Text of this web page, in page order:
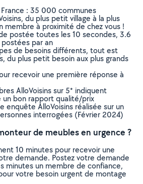
: 35 000 communes
du plus petit village à la plus
membre à proximité de chez vous !
postée toutes les 10 secondes, 3.6
par an
de besoins différents, tout est
du plus petit besoin aux plus grands
recevoir une première réponse à
AlloVoisins sur 5* indiquent
un bon rapport qualité/prix
enquête AlloVoisins réalisée sur un
interrogées (Février 2024)
de meubles en urgence ?
10 minutes pour recevoir une
demande. Postez votre demande
minutes un membre de confiance,
votre besoin urgent de montage